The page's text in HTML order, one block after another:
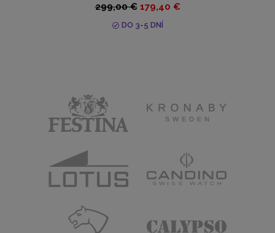
299,00 € 179,40 €
DO 3-5 DNÍ